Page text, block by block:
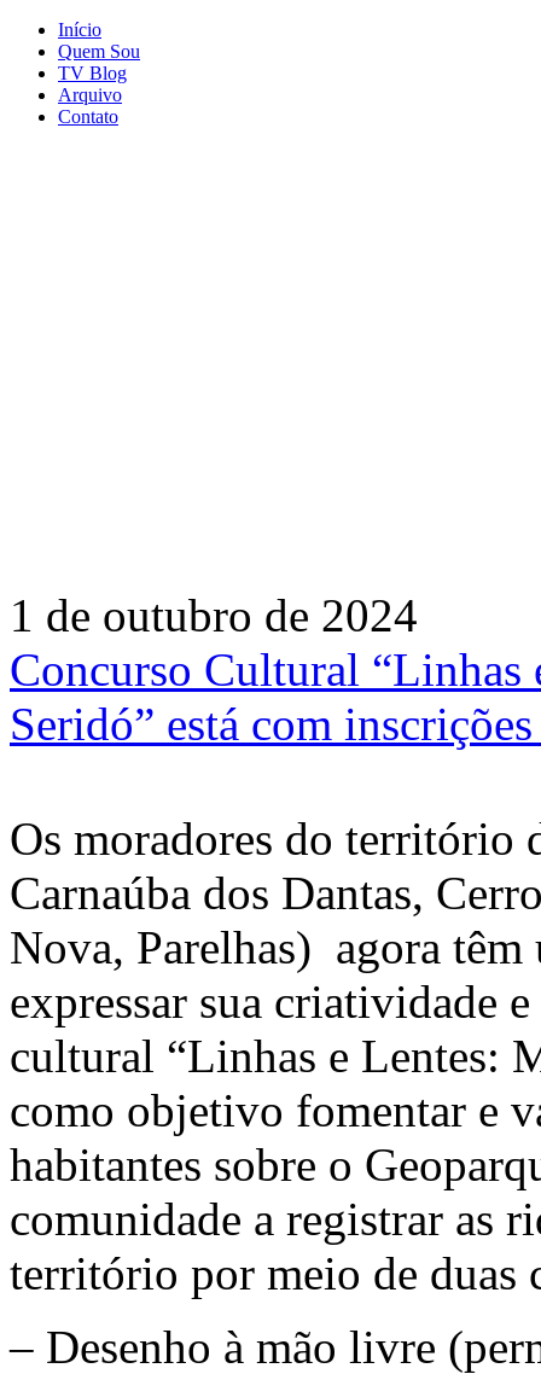
Início
Quem Sou
TV Blog
Arquivo
Contato
1 de outubro de 2024
Concurso Cultural
Seridó” está com
Os moradores do território
Carnaúba dos Dantas,
Nova, Parelhas) agora
expressar sua criatividade
cultural “Linhas e Lentes:
como objetivo fomentar e
habitantes sobre o
comunidade a registrar as
território por meio de duas
– Desenho à mão livre